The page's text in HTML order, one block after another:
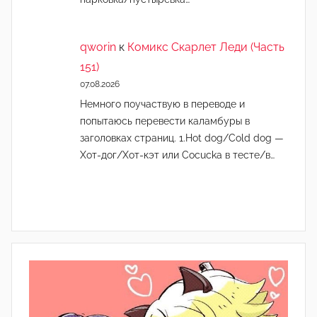
qworin к Комикс Скарлет Леди (Часть
151)
07.08.2026
Немного поучаствую в переводе и
попытаюсь перевести каламбуры в
заголовках страниц. 1.Hot dog/Cold dog —
Хот-дог/Хот-кэт или Cocucka в тесте/в…